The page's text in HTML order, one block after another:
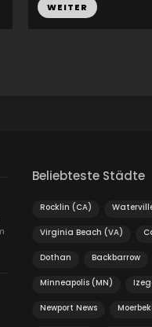
WEITER
Beliebteste Städte
Rocklin (CA)
Virginia Beach (VA)
Dothan Backbarrow
Minneapolis (MN)
Newport News